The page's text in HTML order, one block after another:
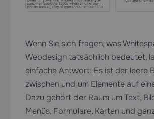
Wenn Sie sich fragen, was
Webdesign tatsächlich bedeutet,
einfache Antwort: Es ist der leere
zwischen und um Elemente auf
Dazu gehört der Raum um Text,
Menüs, Formulare, Karten und